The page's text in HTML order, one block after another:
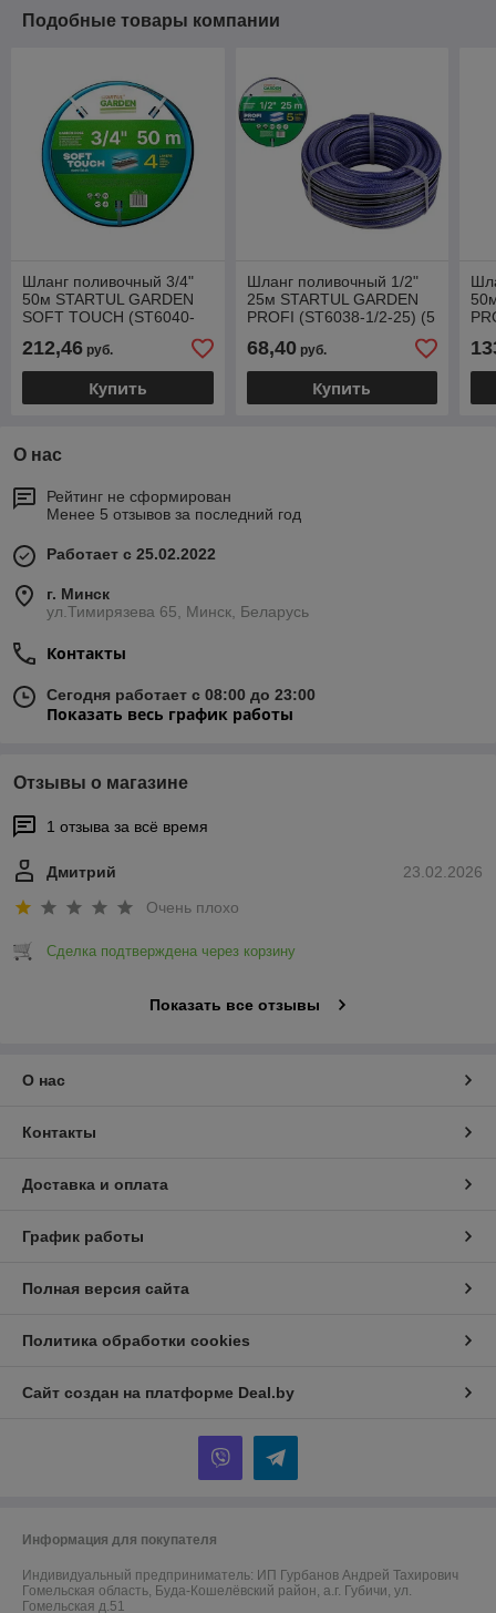
Подобные товары компании
Шланг поливочный 3/4"
50м STARTUL GARDEN
SOFT TOUCH (ST6040-
212,46 руб.
Купить
Шланг поливочный 1/2"
25м STARTUL GARDEN
PROFI (ST6038-1/2-25) (5
68,40руб.
Купить
О нас
Рейтинг не сформирован
Менее 5 отзывов за последний год
Работает с 25.02.2022
г. Минск
ул.Тимирязева 65, Минск, Беларусь
Контакты
Сегодня работает с 08:00 до 23:00
Показать весь график работы
Отзывы о магазине
1 отзыва за всё время
23.02.2026
Дмитрий
Очень плохо
Сделка подтверждена через корзину
Показать все отзывы
О нас
Контакты
Доставка и оплата
График работы
Полная версия сайта
Политика обработки cookies
Сайт создан на платформе Deal.by
Информация для покупателя
Индивидуальный предприниматель: ИП Гурбанов Андрей Тахирович
Гомельская область, Буда-Кошелёвский район, а.г. Губичи, ул.
Гомельская д.51